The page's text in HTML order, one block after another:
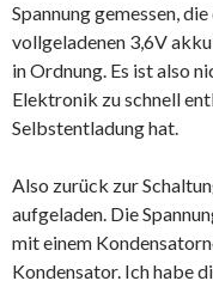
Spannung gemessen,
vollgeladenen 3,6V
in Ordnung. Es ist also
Elektronik zu schnell
Selbstentladung hat.
Also zurück zur
aufgeladen. Die
mit einem
Kondensator. Ich habe